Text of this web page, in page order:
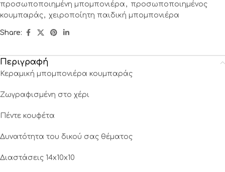
προσωποποιημένη μπομπονιέρα , προσωποποιημένος
κουμπαράς, χειροποίητη παιδική μπομπονιέρα
Share:
Περιγραφή
Κεραμική μπομπονιέρα κουμπαράς
Ζωγραφισμένη στο χέρι
Πέντε κουφέτα
Δυνατότητα του δικού σας θέματος
Διαστάσεις 14x10x10